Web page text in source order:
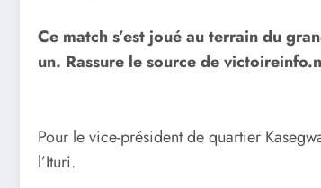
Ce match s’est joué au terrain du
un. Rassure le source de
Pour le vice-président de quartier
l’Ituri.